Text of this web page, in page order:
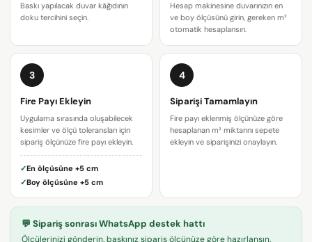
Baskı yapılacak duvar kâğıdının
doku tercihini seçin.
Hesap makinesine duvarınızın en
ve boy ölçüsünü girin, gereken m²
otomatik hesaplansın.
3
Fire Payı Ekleyin
Uygulama sırasında oluşabilecek
kesimler ve ölçü toleransları için
sipariş ölçünüze fire payı ekleyin.
✓En ölçüsüne +5 cm
✓Boy ölçüsüne +5 cm
4
Siparişi Tamamlayın
Fire payı eklenmiş ölçünüze göre
hesaplanan m² miktarını sepete
ekleyin ve siparişinizi onaylayın.
💬 Sipariş sonrası WhatsApp destek hattı
Ölçülerinizi gönderin, baskınız sipariş ölçünüze göre hazırlansın.
Bu ürünü paylaş
Paylaş
Facebook'ta
X'te
Pinterest'teki
Bir soru sor
Adınız
E-
posta
adresiniz
Telefonunuz
Mesajın